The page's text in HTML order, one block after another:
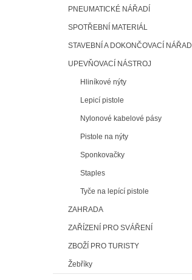
PNEUMATICKÉ NÁŘADÍ
SPOTŘEBNÍ MATERIÁL
STAVEBNÍ A DOKONČOVACÍ NÁŘADÍ
UPEVŇOVACÍ NÁSTROJ
Hliníkové nýty
Lepicí pistole
Nylonové kabelové pásy
Pistole na nýty
Sponkovačky
Staples
Tyče na lepící pistole
ZAHRADA
ZAŘÍZENÍ PRO SVÁŘENÍ
ZBOŽÍ PRO TURISTY
Žebříky